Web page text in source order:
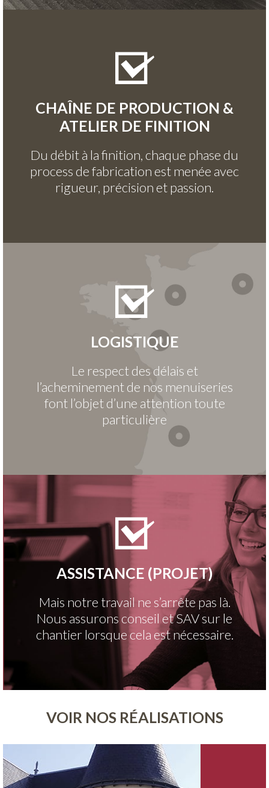
CHAÎNE DE PRODUCTION &
ATELIER DE FINITION
Du débit à la finition, chaque phase du
process de fabrication est menée avec
rigueur, précision et passion.
LOGISTIQUE
Le respect des délais et
l’acheminement de nos menuiseries
font l’objet d’une attention toute
particulière
ASSISTANCE (PROJET)
Mais notre travail ne s’arrête pas là.
Nous assurons conseil et SAV sur le
chantier lorsque cela est nécessaire.
VOIR NOS RÉALISATIONS